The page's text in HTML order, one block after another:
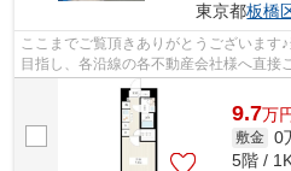
東京都板橋
ここまでご覧頂きありがとうございます
目指し、各沿線の各不動産会社様へ直接
様へ提供しております！最新の情報は...
9.7万
敷金 0
5階 /